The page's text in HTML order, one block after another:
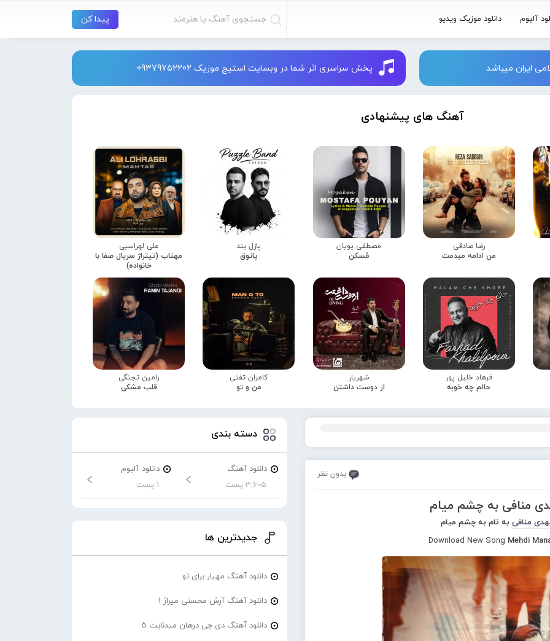
آلبوم دانلود موزیک ویدیو
ایران میباشد پخش سراسری اثر شما در وبسایت استیج موزیک 09379752202
آهنگ های پیشنهادی
رضا صادقی
من ادامه میدمت
مصطفی پویان
مُسکن
پازل بند
پاتوق
علی لهراسبی
مهتاب (تیتراژ سریال صفا با
خانواده)
فرهاد خلیل پور
حالم چه خوبه
شهریار
از دوست داشتن
کامران تفتی
من و تو
رامین تجنگی
قلب مشکی
بدون نظر
منافی به چشم میام
منافی به نام به چشم میام
Download New Song Mehdi
دسته بندی
دانلود آهنگ
3,605 پست
دانلود آلبوم
1 پست
جدیدترین ها
دانلود آهنگ مهیار برای تو
دانلود آهنگ آرش محسنی میراژ 1
دانلود آهنگ دی جی درهان میدنایت 5